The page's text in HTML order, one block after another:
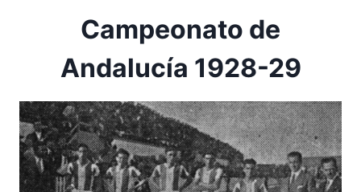
Campeonato de
Andalucía 1928-29